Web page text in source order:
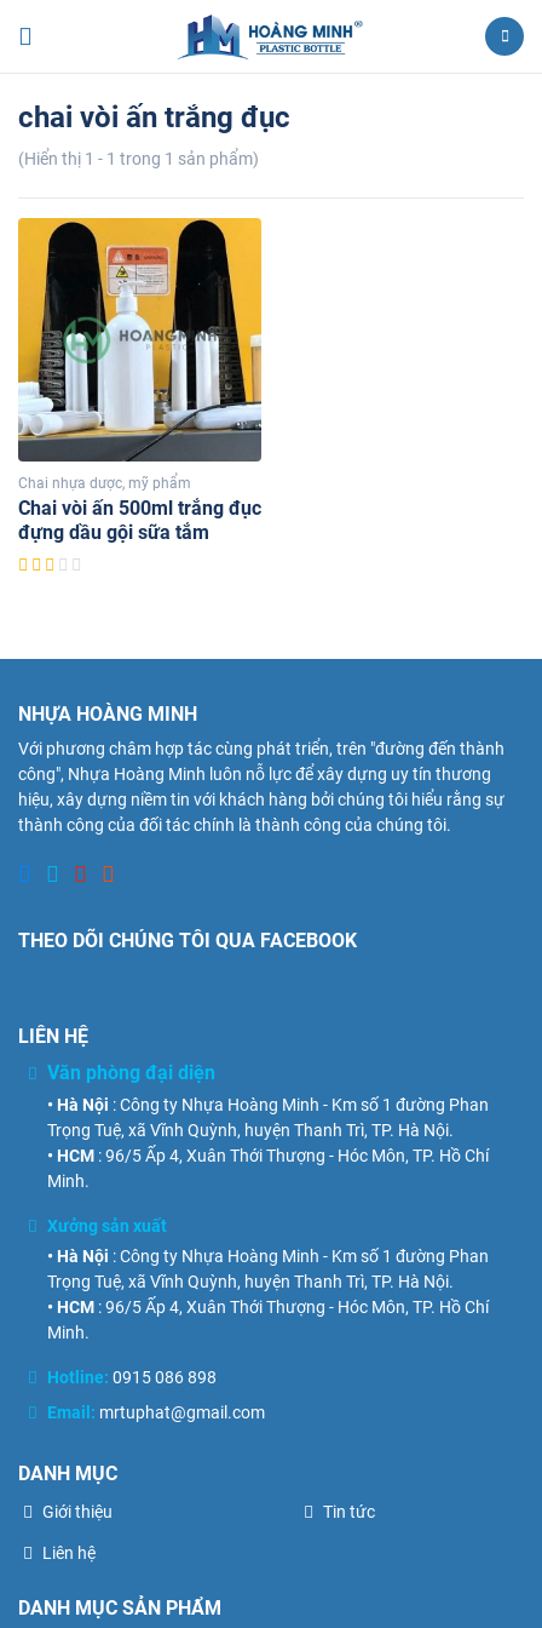
chai vòi ấn trắng đục
(Hiển thị 1 - 1 trong 1 sản phẩm)
Chai nhựa dược, mỹ phẩm
Chai vòi ấn 500ml trắng đục
đựng dầu gội sữa tắm
NHỰA HOÀNG MINH
Với phương châm hợp tác cùng phát triển, trên "đường đến thành
công", Nhựa Hoàng Minh luôn nỗ lực để xây dựng uy tín thương
hiệu, xây dựng niềm tin với khách hàng bởi chúng tôi hiểu rằng sự
thành công của đối tác chính là thành công của chúng tôi.
THEO DÕI CHÚNG TÔI QUA FACEBOOK
LIÊN HỆ
Văn phòng đại diện
• Hà Nội : Công ty Nhựa Hoàng Minh - Km số 1 đường Phan
Trọng Tuệ, xã Vĩnh Quỳnh, huyện Thanh Trì, TP. Hà Nội.
• HCM : 96/5 Ấp 4, Xuân Thới Thượng - Hóc Môn, TP. Hồ Chí
Minh.
Xưởng sản xuất
• Hà Nội : Công ty Nhựa Hoàng Minh - Km số 1 đường Phan
Trọng Tuệ, xã Vĩnh Quỳnh, huyện Thanh Trì, TP. Hà Nội.
• HCM : 96/5 Ấp 4, Xuân Thới Thượng - Hóc Môn, TP. Hồ Chí
Minh.
Hotline: 0915 086 898
Email: mrtuphat@gmail.com
DANH MỤC
Giới thiệu
Liên hệ
Tin tức
DANH MỤC SẢN PHẨM